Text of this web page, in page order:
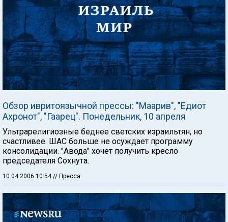
Обзор ивритоязычной прессы: "Маарив", "Едиот
Ахронот", "Гаарец". Понедельник, 10 апреля
Ультрарелигиозные беднее светских израильтян, но
счастливее. ШАС больше не осуждает программу
консолидации. "Авода" хочет получить кресло
председателя Сохнута.
10.04.2006 10:54// Пресса